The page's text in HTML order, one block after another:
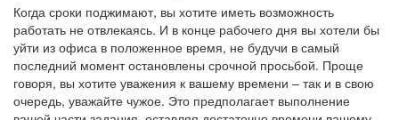
Когда сроки поджимают, вы хотите иметь возможность
работать не отвлекаясь. И в конце рабочего дня вы хотели бы
уйти из офиса в положенное время, не будучи в самый
последний момент остановлены срочной просьбой. Проще
говоря, вы хотите уважения к вашему времени – так и в свою
очередь, уважайте чужое. Это предполагает выполнение